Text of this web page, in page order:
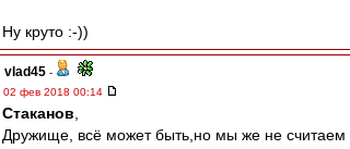
Ну круто :-))
vlad45 -
02 фев 2018 00:14
Cтаканов
Дружище, всё может быть,но мы же не считаем